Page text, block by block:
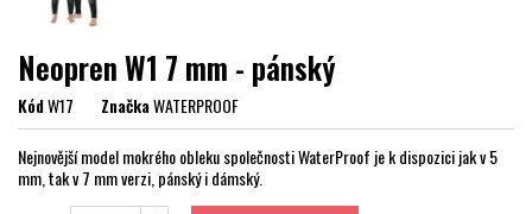
Neopren W1 7 mm - pánský
KódW17 ZnačkaWATERPROOF
Nejnovější model mokrého obleku společnosti WaterProof je k dispozici jak v 5
mm, tak v 7 mm verzi, pánský i dámský.